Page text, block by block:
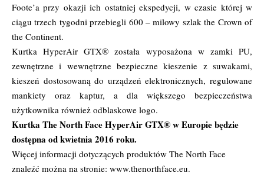
Foote’a przy okazji ich ostatniej ekspedycji, w czasie której w
ciągu trzech tygodni przebiegli 600 – milowy szlak the Crown of
the Continent.
Kurtka HyperAir GTX® została wyposażona w zamki PU,
zewnętrzne i wewnętrzne bezpieczne kieszenie z suwakami,
kieszeń dostosowaną do urządzeń elektronicznych, regulowane
mankiety oraz kaptur, a dla większego bezpieczeństwa
użytkownika również odblaskowe logo.
Kurtka The North Face HyperAir GTX® w Europie będzie
dostępna od kwietnia 2016 roku.
Więcej informacji dotyczących produktów The North Face
znaleźć można na stronie: www.thenorthface.eu.